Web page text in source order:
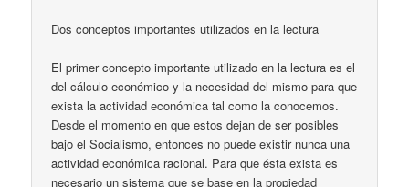
Dos conceptos importantes utilizados en la lectura
El primer concepto importante utilizado en la lectura es el
del cálculo económico y la necesidad del mismo para que
exista la actividad económica tal como la conocemos.
Desde el momento en que estos dejan de ser posibles
bajo el Socialismo, entonces no puede existir nunca una
actividad económica racional. Para que ésta exista es
necesario un sistema que se base en la propiedad